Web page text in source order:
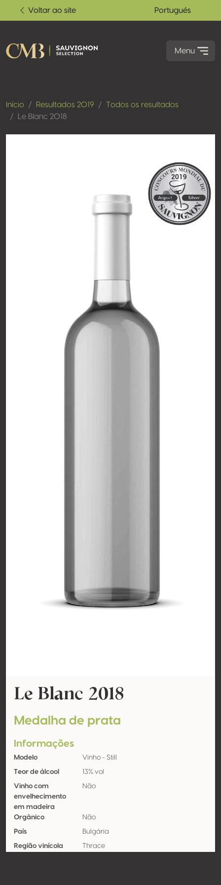
Voltar ao site Portugués
Menu
Início Resultados 2019
Todos os resultados
Le Blanc 2018
Le Blanc 2018
Medalha de prata
Informações
Modelo Vinho - Still
Teor de álcool 13% vol
Vinho com
envelhecimento
em madeira
Não
Orgânico Não
País Bulgária
Região vinícola Thrace